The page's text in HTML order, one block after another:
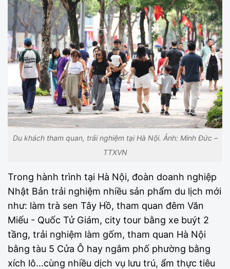
Du khách tham quan, trải nghiệm tại Hà Nội. Ảnh: Minh Đức –
TTXVN
Trong hành trình tại Hà Nội, đoàn doanh nghiệp
Nhật Bản trải nghiệm nhiều sản phẩm du lịch mới
như: làm trà sen Tây Hồ, tham quan đêm Văn
Miếu - Quốc Tử Giám, city tour bằng xe buýt 2
tầng, trải nghiệm làm gốm, tham quan Hà Nội
bằng tàu 5 Cửa Ô hay ngắm phố phường bằng
xích lô…cùng nhiều dịch vụ lưu trú, ẩm thực tiêu